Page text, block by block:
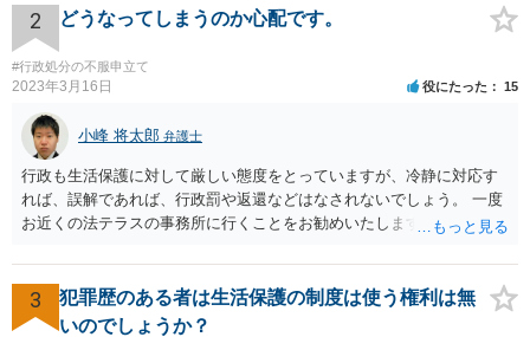
いと逮捕する」というのは、「現行犯逮捕して刑事処分（罰金でも前
科になる）にできるが、認めてサインすれば反則処理（何千円程度の
反則金があっても前科にならない）ですませてあげる」という意味で
す。 あなたはこの警察官を非難するのではなく、感謝すべきというこ
とです。 警察官の「こんな事を言うのだったら免許証返した方がい
い」との発言ですが、実際「前の車が赤で右折進行したから、自分も
（信号無視）した」というあなたと同じ考えの人が運転をしている公
道は、きちんと交通ルールを守っている人や歩行者らにとってとても
危険なものであり怖いので、そのような人には是非とも運転免許を返
納してほしいと思うのが社会の大勢です。 実際「交通違反を繰り返せ
しろ今回を苦い薬（良い教訓）として反省し、次回から「前の車は赤
で右折進行したけど、自分は右折進行を思いとどまった」と交通ルー
2 どうなってしまうのか心配です。
#行政処分の不服申立て
2023年3月16日 役にたった 15
小峰 将太郎 弁護士
行政も生活保護に対して厳しい態度をとっていますが、冷静に対応す
れば、誤解であれば、行政罰や返還などはなされないでしょう。 一度
お近くの法テラスの事務所に行くことをお勧めいたします。
3
犯罪歴のある者は生活保護の制度は使う権利は無
いのでしょうか？